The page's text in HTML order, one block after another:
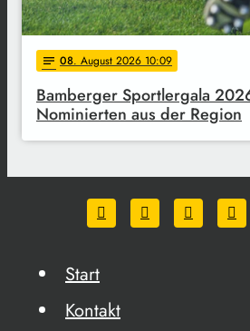
notes 08. August 2026 10:09
Bamberger Sportlergala
Nominierten aus der Region
Start
Kontakt